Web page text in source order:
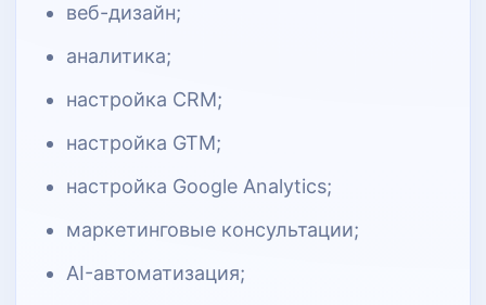
веб-дизайн;
аналитика;
настройка CRM;
настройка GTM;
настройка Google Analytics;
маркетинговые консультации;
AI-автоматизация;